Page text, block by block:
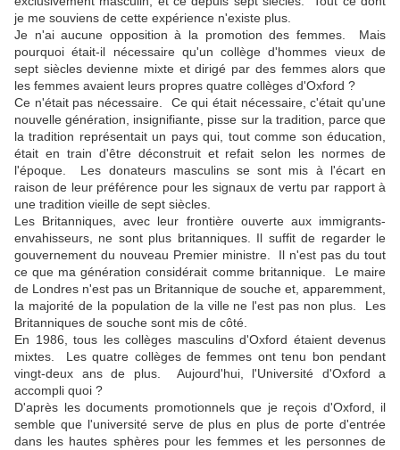
je me souviens de cette expérience n'existe plus.
Je n'ai aucune opposition à la promotion des femmes. Mais
pourquoi était-il nécessaire qu'un collège d'hommes vieux de
sept siècles devienne mixte et dirigé par des femmes alors que
les femmes avaient leurs propres quatre collèges d'Oxford ?
Ce n'était pas nécessaire. Ce qui était nécessaire, c'était qu'une
nouvelle génération, insignifiante, pisse sur la tradition, parce que
la tradition représentait un pays qui, tout comme son éducation,
était en train d'être déconstruit et refait selon les normes de
l'époque. Les donateurs masculins se sont mis à l'écart en
raison de leur préférence pour les signaux de vertu par rapport à
une tradition vieille de sept siècles.
Les Britanniques, avec leur frontière ouverte aux immigrants-
envahisseurs, ne sont plus britanniques. Il suffit de regarder le
gouvernement du nouveau Premier ministre. Il n'est pas du tout
ce que ma génération considérait comme britannique. Le maire
de Londres n'est pas un Britannique de souche et, apparemment,
la majorité de la population de la ville ne l'est pas non plus. Les
Britanniques de souche sont mis de côté.
En 1986, tous les collèges masculins d'Oxford étaient devenus
mixtes. Les quatre collèges de femmes ont tenu bon pendant
vingt-deux ans de plus. Aujourd'hui, l'Université d'Oxford a
accompli quoi ?
D'après les documents promotionnels que je reçois d'Oxford, il
semble que l'université serve de plus en plus de porte d'entrée
dans les hautes sphères pour les femmes et les personnes de